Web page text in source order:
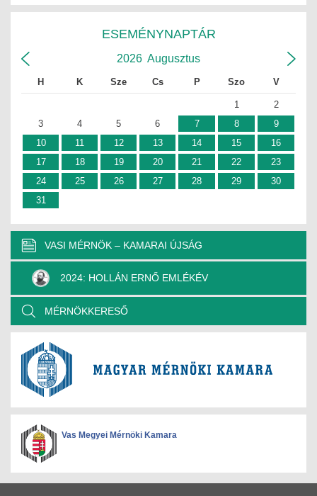
ESEMÉNYNAPTÁR
2026 Augusztus
H K Sze Cs P Szo V
1
2
3
4 5 6 7 8
9
10
11 12 13 14 15
16
17
18 19 20 21 22
23
24
25 26 27 28 29
30
31
VASI MÉRNÖK – KAMARAI ÚJSÁG
2024: HOLLÁN ERNŐ EMLÉKÉV
MÉRNÖKKERESŐ
Vas Megyei Mérnöki Kamara